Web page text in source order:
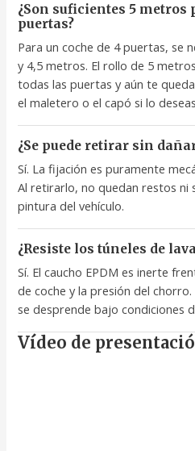
¿Son suficientes 5 metros
puertas?
Para un coche de 4 puertas, se
y 4,5 metros. El rollo de 5
todas las puertas y aún te
el maletero o el capó si lo
¿Se puede retirar sin
Sí. La fijación es puramente
Al retirarlo, no quedan restos ni
pintura del vehículo.
¿Resiste los túneles de
Sí. El caucho EPDM es inerte
de coche y la presión del
se desprende bajo condiciones
Vídeo de